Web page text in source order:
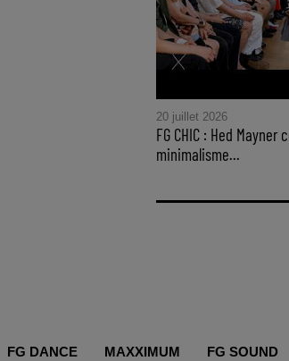
20 juillet 2026
FG CHIC : Hed
minimalisme...
FG DANCE MAXXIMUM FG SOUND